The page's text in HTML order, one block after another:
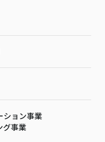
ション事業
グ事業